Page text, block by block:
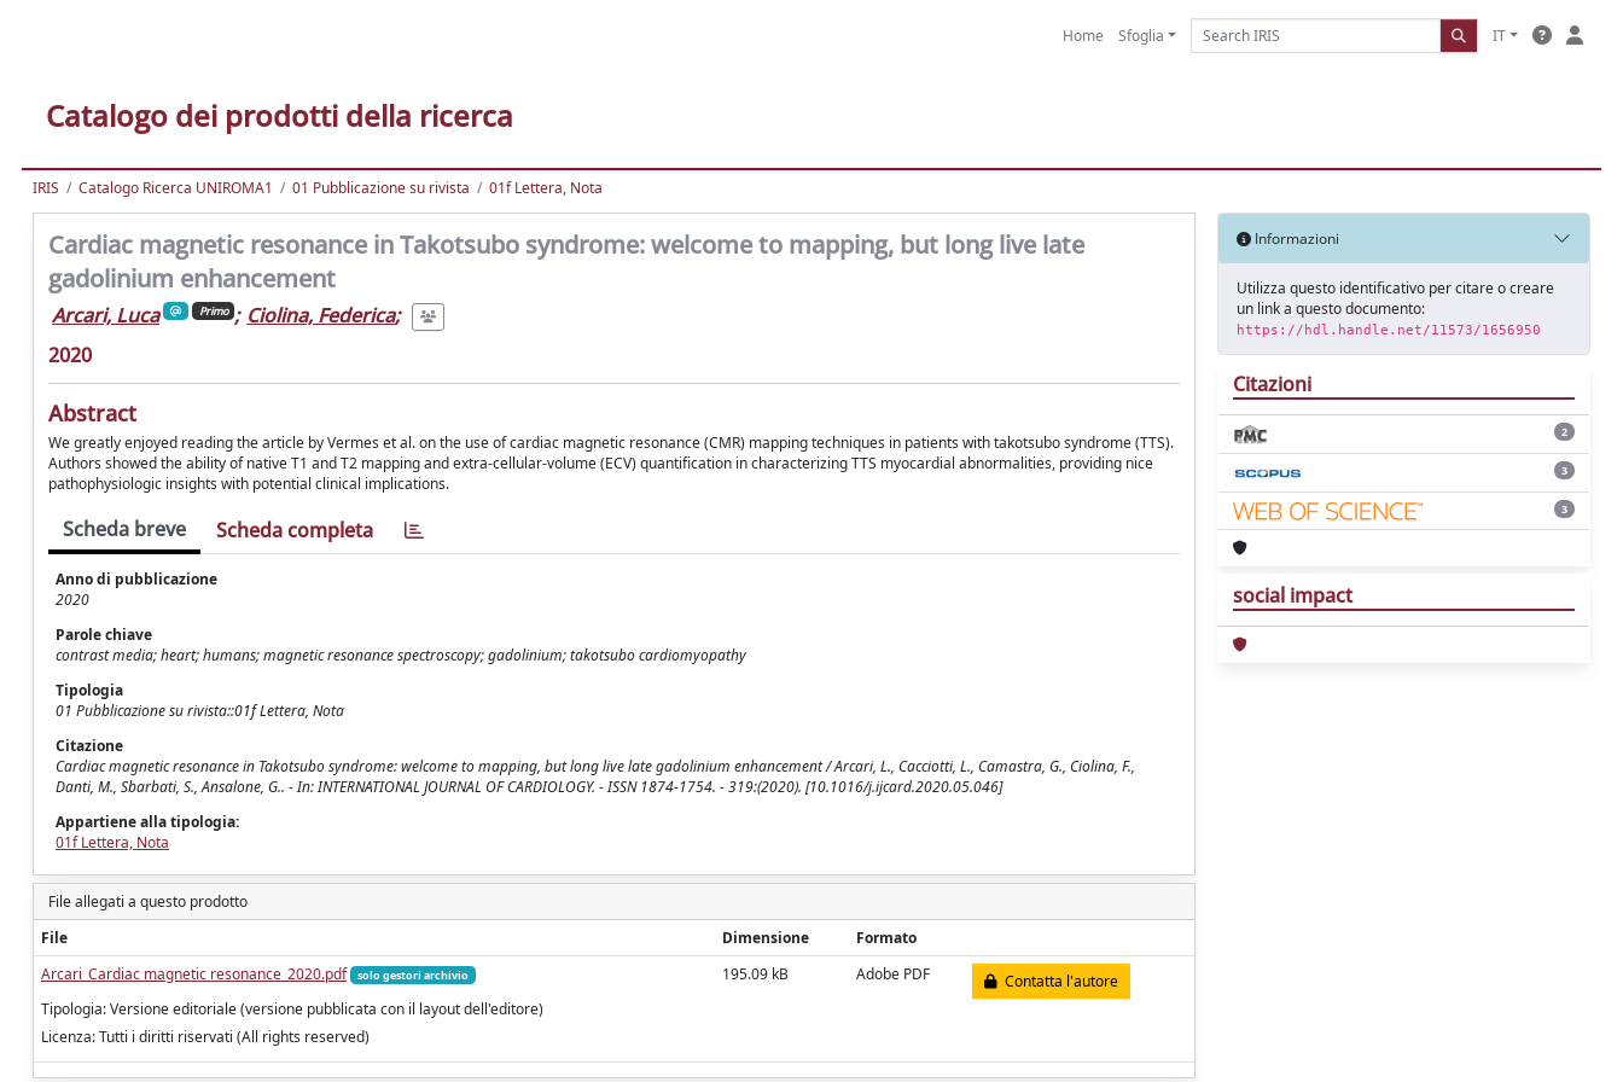
Home Sfoglia IT
Catalogo dei prodotti della ricerca
IRIS Catalogo Ricerca UNIROMA1 01 Pubblicazione su rivista 01f Lettera, Nota
Cardiac magnetic resonance in Takotsubo syndrome: welcome to mapping, but long live late
gadolinium enhancement
Arcari, Luca Primo ; Ciolina, Federica;
2020
Abstract
We greatly enjoyed reading the article by Vermes et al. on the use of cardiac magnetic resonance (CMR) mapping techniques in patients with takotsubo syndrome (TTS).
Authors showed the ability of native T1 and T2 mapping and extra-cellular-volume (ECV) quantification in characterizing TTS myocardial abnormalities, providing nice
pathophysiologic insights with potential clinical implications.
Scheda breve Scheda completa
Anno di pubblicazione
2020
Parole chiave
contrast media; heart; humans; magnetic resonance spectroscopy; gadolinium; takotsubo cardiomyopathy
Tipologia
01 Pubblicazione su rivista::01f Lettera, Nota
Citazione
Cardiac magnetic resonance in Takotsubo syndrome: welcome to mapping, but long live late gadolinium enhancement / Arcari, L., Cacciotti, L., Camastra, G., Ciolina, F.,
Danti, M., Sbarbati, S., Ansalone, G.. - In: INTERNATIONAL JOURNAL OF CARDIOLOGY. - ISSN 1874-1754. - 319:(2020). [10.1016/j.ijcard.2020.05.046]
Appartiene alla tipologia:
01f Lettera, Nota
File allegati a questo prodotto
File
Dimensione
Formato
Arcari_Cardiac magnetic resonance_2020.pdf
solo gestori archivio
Tipologia: Versione editoriale (versione pubblicata con il layout dell'editore)
Licenza: Tutti i diritti riservati (All rights reserved)
195.09 kB Adobe PDF Contatta l'autore
Informazioni
Utilizza questo identificativo per citare o creare
un link a questo documento:
https://hdl.handle.net/11573/1656950
Citazioni
2
3
3
social impact